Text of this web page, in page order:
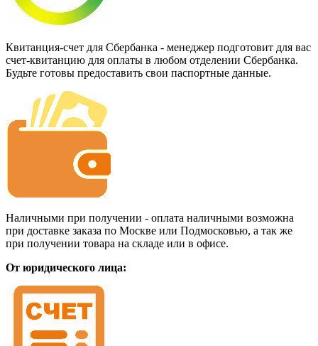
Квитанция-счет для Сбербанка - менеджер подготовит для вас
счет-квитанцию для оплаты в любом отделении Сбербанка.
Будьте готовы предоставить свои паспортные данные.
Наличными при получении - оплата наличными возможна
при доставке заказа по Москве или Подмосковью, а так же
при получении товара на складе или в офисе.
От юридического лица: